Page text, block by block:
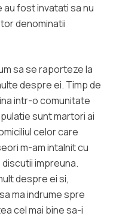
fost invatati sa nu
denominatii
sa se raporteze la
despre ei. Timp de
intr-o comunitate
sunt martori ai
celor care
m-am intalnit cu
impreuna.
despre ei si,
ma indrume spre
cel mai bine sa-i